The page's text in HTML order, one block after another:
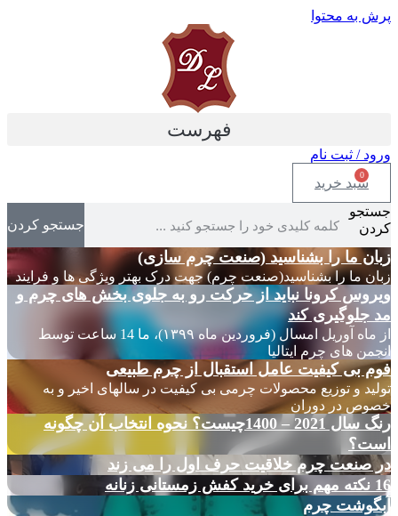
پرش به محتوا
فهرست
ورود / ثبت نام
0
سبد خرید
جستجو
کردن
جستجو کردن
زبان ما را بشناسید (صنعت چرم سازی)
زبان ما را بشناسید(صنعت چرم) جهت درک بهتر ویژگی ها و فرایند
ویروس کرونا نباید از حرکت رو به جلوی بخش های چرم و
مد جلوگیری کند
از ماه آوریل امسال (فروردین ماه ۱۳۹۹)، ما 14 ساعت توسط
انجمن های چرم ایتالیا
فوم بی کیفیت عامل استقبال از چرم طبیعی
تولید و توزیع محصولات چرمی بی کیفیت در سالهای اخیر و به
خصوص در دوران
رنگ سال 2021 – 1400چیست؟ نحوه انتخاب آن چگونه
است؟
در صنعت چرم خلاقیت حرف اول را می زند
16 نکته مهم برای خرید کفش زمستانی زنانه
آبگوشت چرم